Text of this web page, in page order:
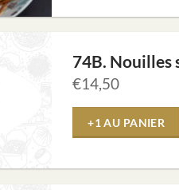
74B. Nouilles
€14,50
+1 AU PANIER